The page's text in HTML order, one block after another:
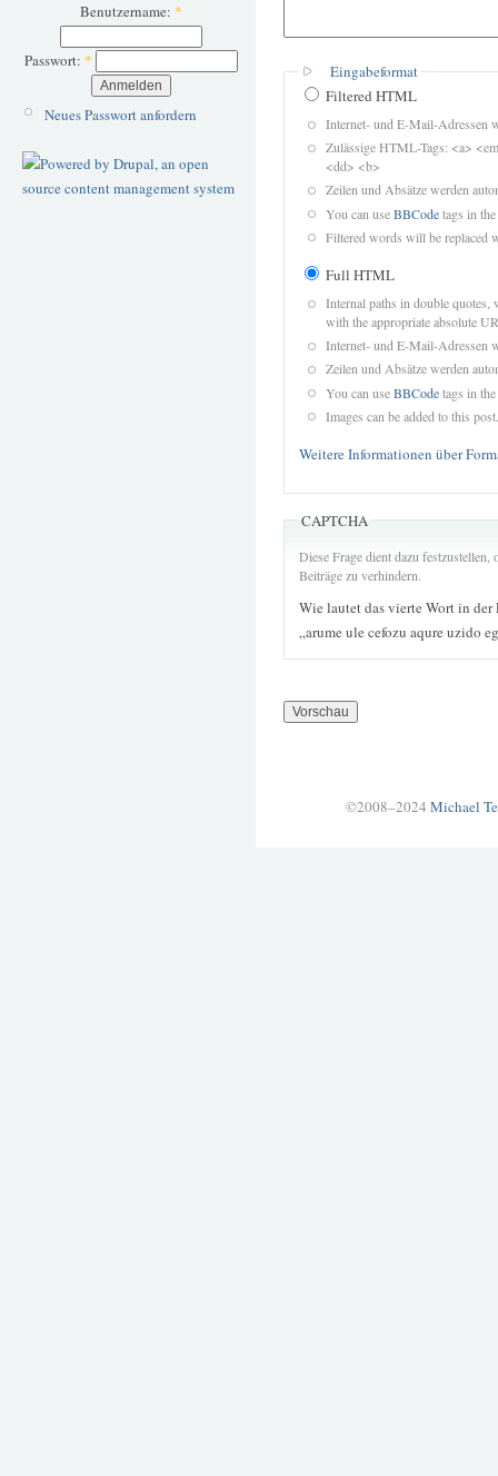
Benutzername: *
Passwort: *
Neues Passwort anfordern
Eingabeformat
Filtered HTML
Internet- und E-Mail-Adressen
Zulässige HTML-Tags: <a>
<dd> <b>
Zeilen und Absätze werden
You can useBBCodetags in
Filtered words will be replaced
Full HTML
Internal paths in double quotes,
with the appropriate absolute
Internet- und E-Mail-Adressen
Zeilen und Absätze werden
You can useBBCodetags in
Images can be added to this post.
Weitere Informationen über
CAPTCHA
Diese Frage dient dazu
Beiträge zu verhindern.
Wie lautet das vierte Wort in der
„arume ule cefozu aqure uzido
©2008–2024 Michael